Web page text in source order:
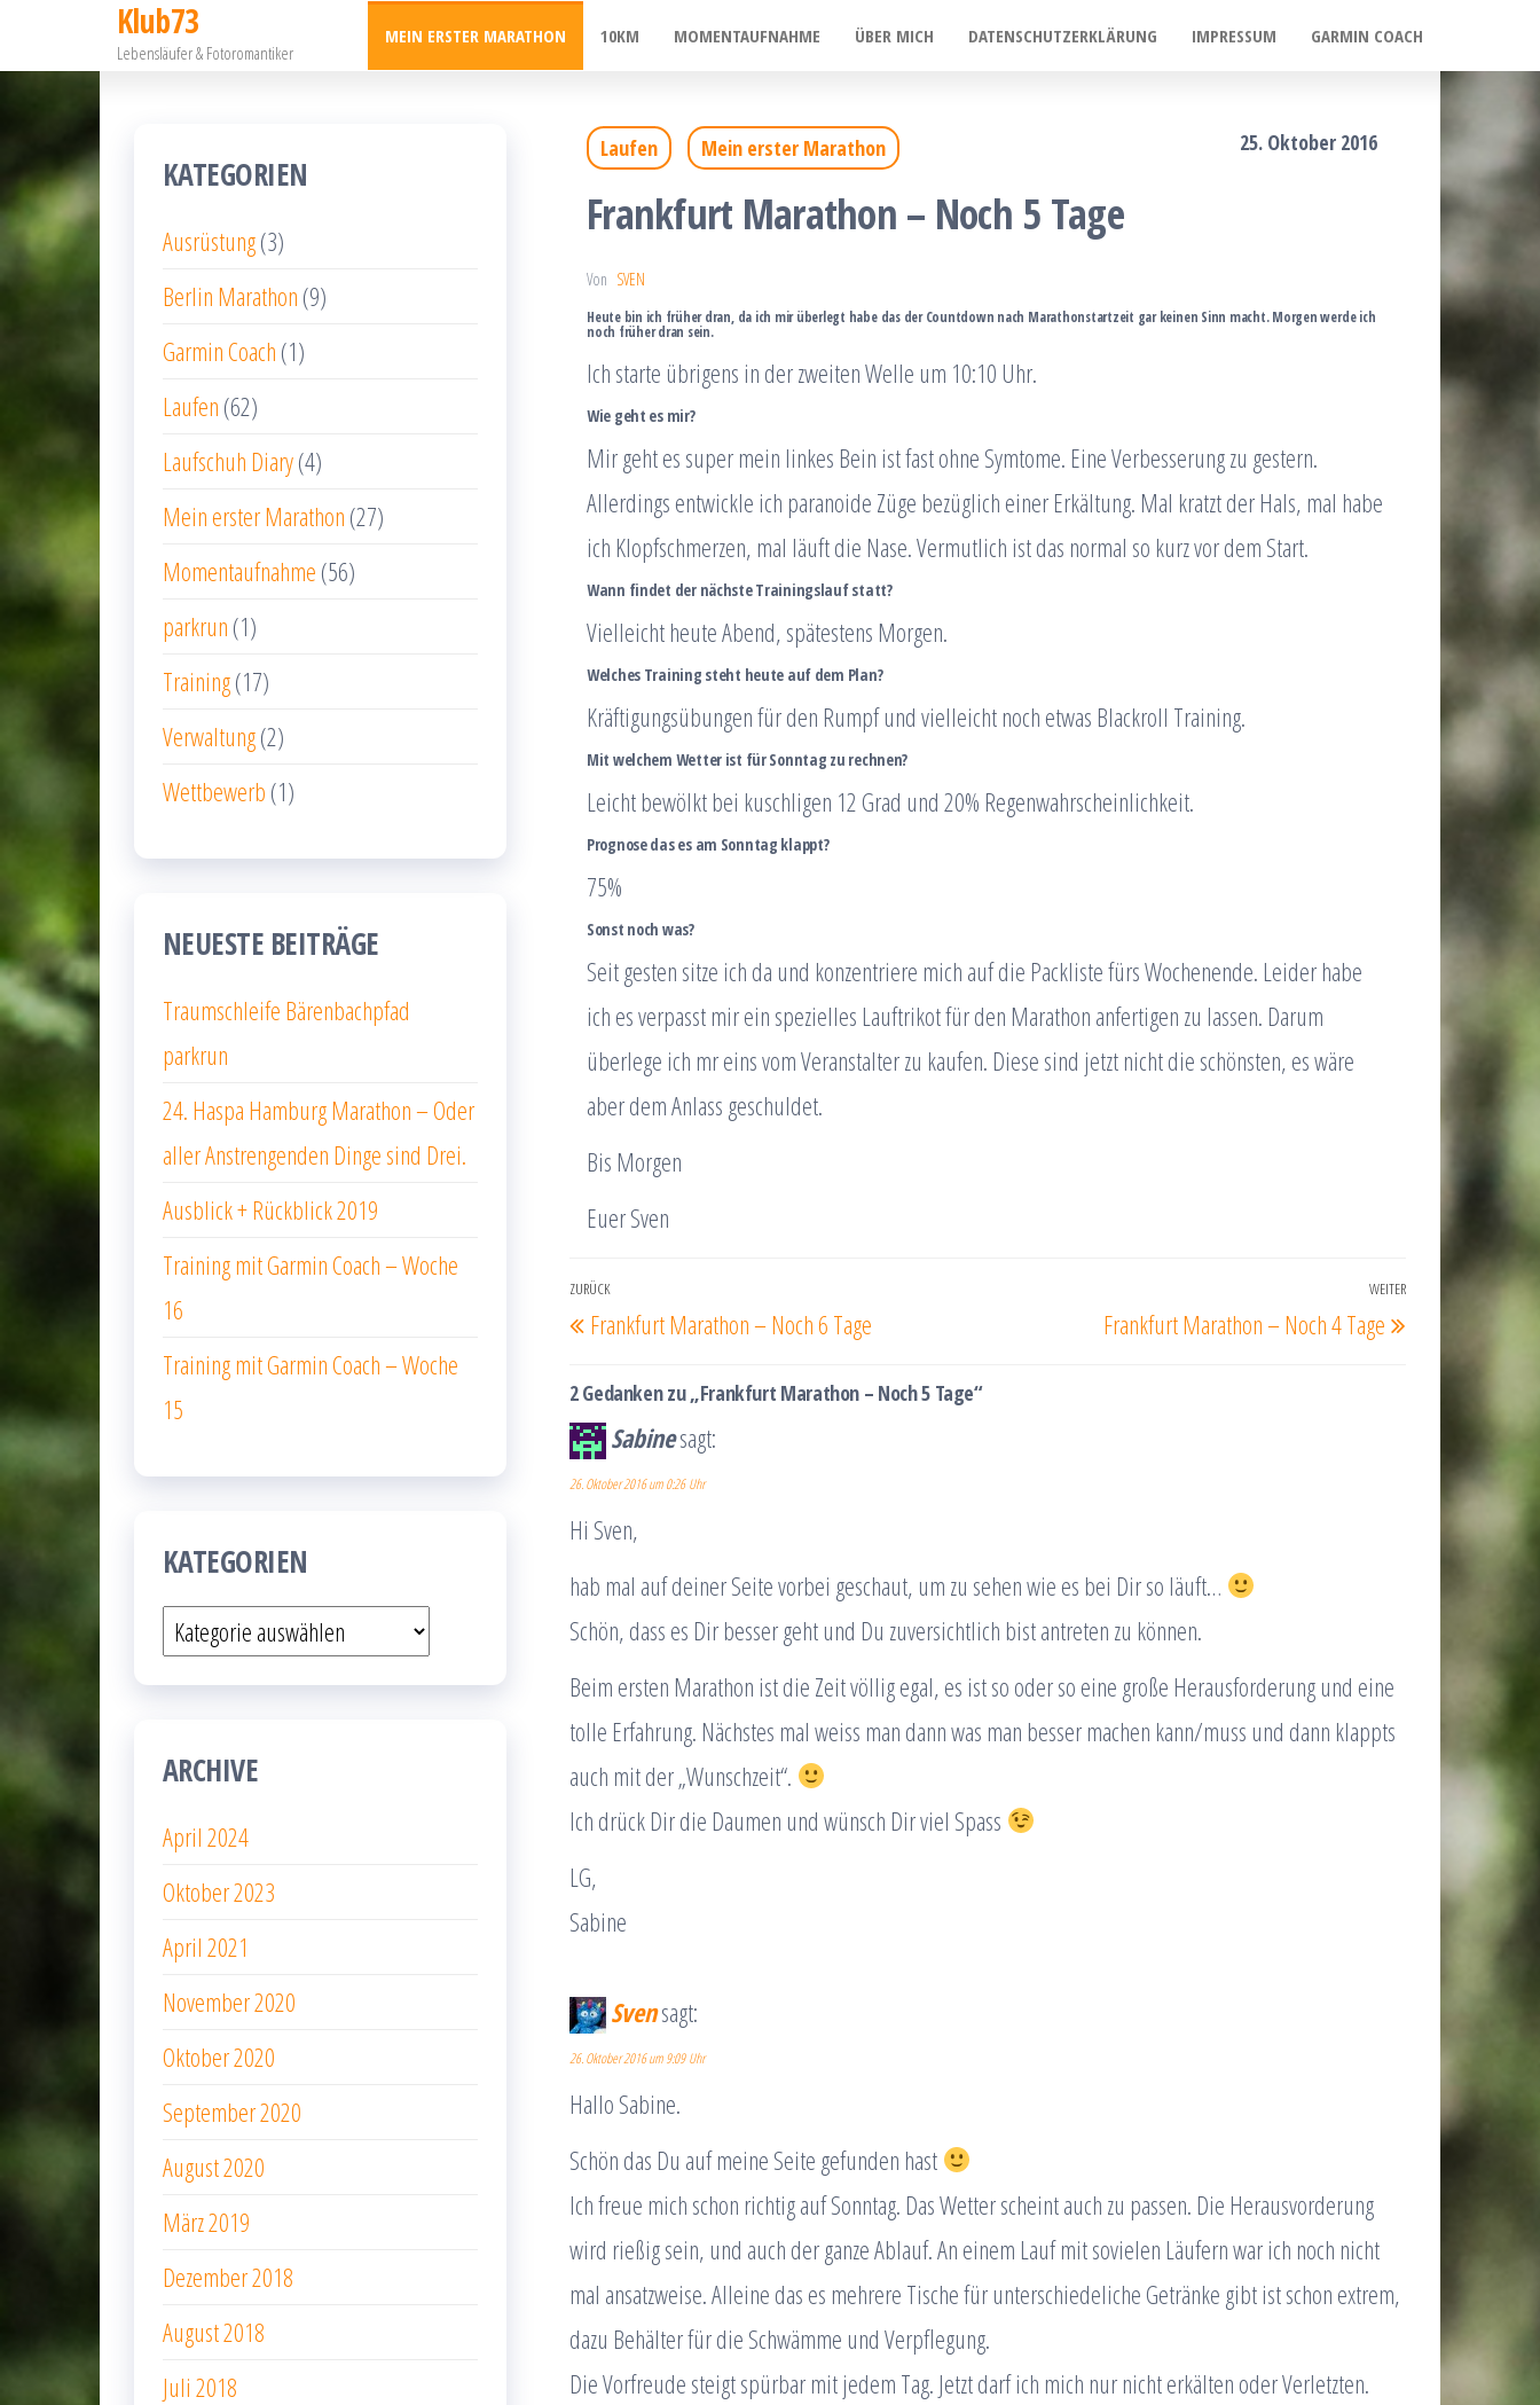
Inhalt
Klub73
Lebensläufer & Fotoromantiker
MEIN ERSTER MARATHON 10KM MOMENTAUFNAHME ÜBER MICH DATENSCHUTZERKLÄRUNG IMPRESSUM GARMIN COACH
Laufen Mein erster Marathon 25. Oktober 2016
Frankfurt Marathon – Noch 5 Tage
Von SVEN
Heute bin ich früher dran, da ich mir überlegt habe das der Countdown nach Marathonstartzeit gar keinen Sinn macht. Morgen werde ich
noch früher dran sein.
Ich starte übrigens in der zweiten Welle um 10:10 Uhr.
Wie geht es mir?
Mir geht es super mein linkes Bein ist fast ohne Symtome. Eine Verbesserung zu gestern.
Allerdings entwickle ich paranoide Züge bezüglich einer Erkältung. Mal kratzt der Hals, mal habe
ich Klopfschmerzen, mal läuft die Nase. Vermutlich ist das normal so kurz vor dem Start.
Wann findet der nächste Trainingslauf statt?
Vielleicht heute Abend, spätestens Morgen.
Welches Training steht heute auf dem Plan?
Kräftigungsübungen für den Rumpf und vielleicht noch etwas Blackroll Training.
Mit welchem Wetter ist für Sonntag zu rechnen?
Leicht bewölkt bei kuschligen 12 Grad und 20% Regenwahrscheinlichkeit.
Prognose das es am Sonntag klappt?
75%
Sonst noch was?
Seit gesten sitze ich da und konzentriere mich auf die Packliste fürs Wochenende. Leider habe
ich es verpasst mir ein spezielles Lauftrikot für den Marathon anfertigen zu lassen. Darum
überlege ich mr eins vom Veranstalter zu kaufen. Diese sind jetzt nicht die schönsten, es wäre
aber dem Anlass geschuldet.
Bis Morgen
Euer Sven
Beitrags-
Navigation
Vorheriger
Beitrag
ZURÜCK
Frankfurt Marathon – Noch 6 Tage
Nächster
WEITER
Frankfurt Marathon – Noch 4 Tage
2 Gedanken zu „Frankfurt Marathon – Noch 5 Tage“
Sabinesagt:
26. Oktober 2016 um 0:26 Uhr
Hi Sven,
hab mal auf deiner Seite vorbei geschaut, um zu sehen wie es bei Dir so läuft…
Schön, dass es Dir besser geht und Du zuversichtlich bist antreten zu können.
Beim ersten Marathon ist die Zeit völlig egal, es ist so oder so eine große Herausforderung und eine
tolle Erfahrung. Nächstes mal weiss man dann was man besser machen kann/muss und dann klappts
auch mit der „Wunschzeit“.
Ich drück Dir die Daumen und wünsch Dir viel Spass
LG,
Sabine
Svensagt:
26. Oktober 2016 um 9:09 Uhr
Hallo Sabine.
Schön das Du auf meine Seite gefunden hast
Ich freue mich schon richtig auf Sonntag. Das Wetter scheint auch zu passen. Die Herausvorderung
wird rießig sein, und auch der ganze Ablauf. An einem Lauf mit sovielen Läufern war ich noch nicht
mal ansatzweise. Alleine das es mehrere Tische für unterschiedeliche Getränke gibt ist schon extrem,
dazu Behälter für die Schwämme und Verpflegung.
Die Vorfreude steigt spürbar mit jedem Tag. Jetzt darf ich mich nur nicht erkälten oder Verletzten.
KATEGORIEN
Ausrüstung(3)
Berlin Marathon (9)
Garmin Coach (1)
Laufen (62)
Laufschuh Diary(4)
Mein erster Marathon (27)
Momentaufnahme (56)
parkrun (1)
Training(17)
Verwaltung(2)
Wettbewerb (1)
NEUESTE BEITRÄGE
Traumschleife Bärenbachpfad
parkrun
24. Haspa Hamburg Marathon – Oder
aller Anstrengenden Dinge sind Drei.
Ausblick + Rückblick 2019
Training mit Garmin Coach – Woche
16
Training mit Garmin Coach – Woche
15
KATEGORIEN
Kategorien
ARCHIVE
April 2024
Oktober 2023
April 2021
November 2020
Oktober 2020
September 2020
August 2020
März 2019
Dezember 2018
August 2018
Juli 2018